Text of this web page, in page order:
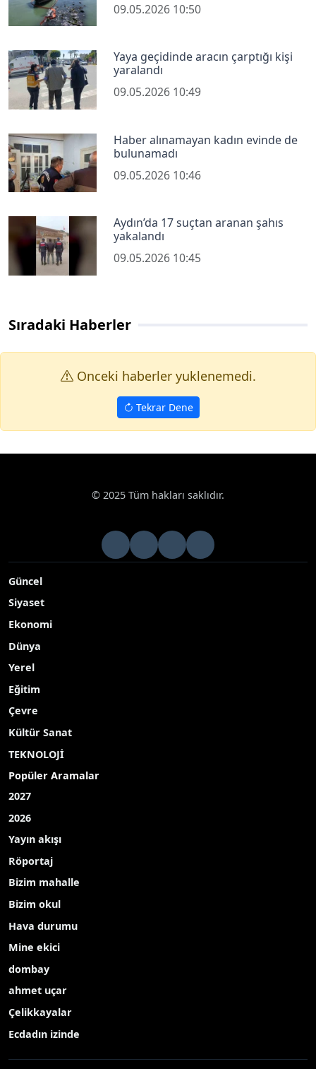
09.05.2026 10:50
Yaya geçidinde aracın çarptığı kişi
yaralandı
09.05.2026 10:49
Haber alınamayan kadın evinde de
bulunamadı
09.05.2026 10:46
Aydın’da 17 suçtan aranan şahıs
yakalandı
09.05.2026 10:45
Sıradaki Haberler
Onceki haberler yuklenemedi.
Tekrar Dene
© 2025 Tüm hakları saklıdır.
Güncel
Siyaset
Ekonomi
Dünya
Yerel
Eğitim
Çevre
Kültür Sanat
TEKNOLOJİ
Popüler Aramalar
2027
2026
Yayın akışı
Röportaj
Bizim mahalle
Bizim okul
Hava durumu
Mine ekici
dombay
ahmet uçar
Çelikkayalar
Ecdadın izinde